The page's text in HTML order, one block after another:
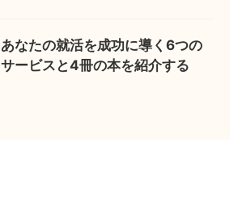
あなたの就活を成功に導く6つの
サービスと4冊の本を紹介する